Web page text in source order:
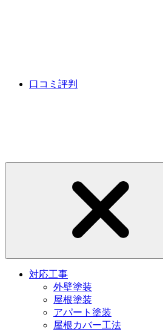
口コミ評判
対応工事
外壁塗装
屋根塗装
アパート塗装
屋根カバー工法